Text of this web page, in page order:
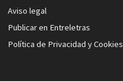
Aviso legal
Publicar en Entreletras
Política de Privacidad y Cookies